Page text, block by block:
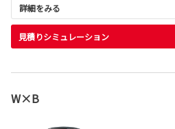
詳細をみる
見積りシミュレーション
W×B